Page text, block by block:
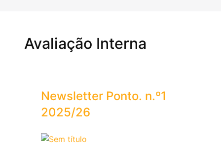
Avaliação Interna
Newsletter Ponto. n.º1
2025/26